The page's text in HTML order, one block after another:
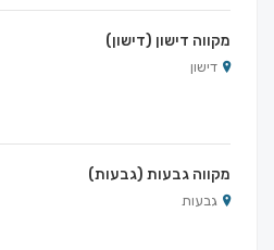
מקווה דישון (דישון)
דישון
מקווה גבעות (גבעות)
גבעות